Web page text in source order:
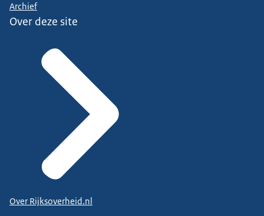
Archief
Over deze site
Over Rijksoverheid.nl